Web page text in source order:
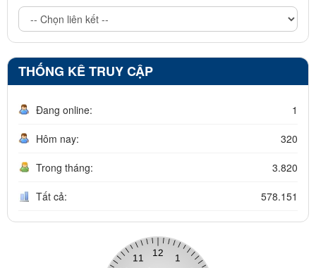
THỐNG KÊ TRUY CẬP
Đang online: 1
Hôm nay: 320
Trong tháng: 3.820
Tất cả: 578.151